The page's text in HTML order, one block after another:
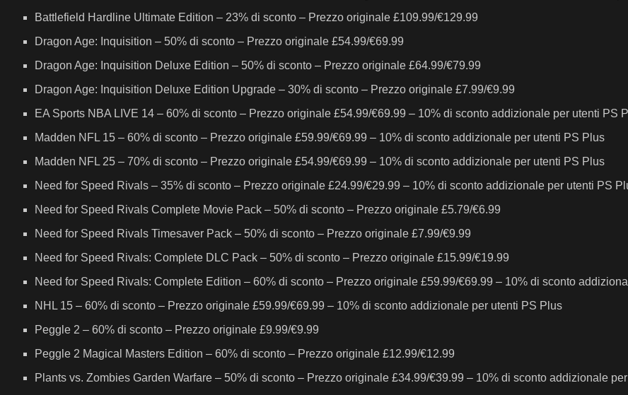
Battlefield Hardline Ultimate Edition – 23% di sconto – Prezzo originale £109.99/€129.99
Dragon Age: Inquisition – 50% di sconto – Prezzo originale £54.99/€69.99
Dragon Age: Inquisition Deluxe Edition – 50% di sconto – Prezzo originale £64.99/€79.99
Dragon Age: Inquisition Deluxe Edition Upgrade – 30% di sconto – Prezzo originale £7.99/€9.99
EA Sports NBA LIVE 14 – 60% di sconto – Prezzo originale £54.99/€69.99 – 10% di sconto addizionale per utenti PS
Madden NFL 15 – 60% di sconto – Prezzo originale £59.99/€69.99 – 10% di sconto addizionale per utenti PS Plus
Madden NFL 25 – 70% di sconto – Prezzo originale £54.99/€69.99 – 10% di sconto addizionale per utenti PS Plus
Need for Speed Rivals – 35% di sconto – Prezzo originale £24.99/€29.99 – 10% di sconto addizionale per utenti PS
Need for Speed Rivals Complete Movie Pack – 50% di sconto – Prezzo originale £5.79/€6.99
Need for Speed Rivals Timesaver Pack – 50% di sconto – Prezzo originale £7.99/€9.99
Need for Speed Rivals: Complete DLC Pack – 50% di sconto – Prezzo originale £15.99/€19.99
Need for Speed Rivals: Complete Edition – 60% di sconto – Prezzo originale £59.99/€69.99 – 10% di sconto
NHL 15 – 60% di sconto – Prezzo originale £59.99/€69.99 – 10% di sconto addizionale per utenti PS Plus
Peggle 2 – 60% di sconto – Prezzo originale £9.99/€9.99
Peggle 2 Magical Masters Edition – 60% di sconto – Prezzo originale £12.99/€12.99
Plants vs. Zombies Garden Warfare – 50% di sconto – Prezzo originale £34.99/€39.99 – 10% di sconto addizionale